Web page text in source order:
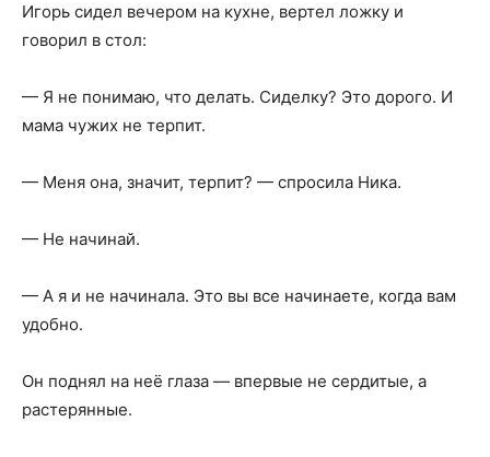
Игорь сидел вечером на кухне, вертел ложку и
говорил в стол:
— Я не понимаю, что делать. Сиделку? Это дорого. И
мама чужих не терпит.
— Меня она, значит, терпит? — спросила Ника.
— Не начинай.
— А я и не начинала. Это вы все начинаете, когда вам
удобно.
Он поднял на неё глаза — впервые не сердитые, а
растерянные.